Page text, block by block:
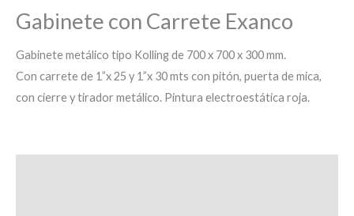
Gabinete con Carrete Exanco
Gabinete metálico tipo Kolling de 700 x 700 x 300 mm.
Con carrete de 1”x 25 y 1”x 30 mts con pitón, puerta de mica,
con cierre y tirador metálico. Pintura electroestática roja.